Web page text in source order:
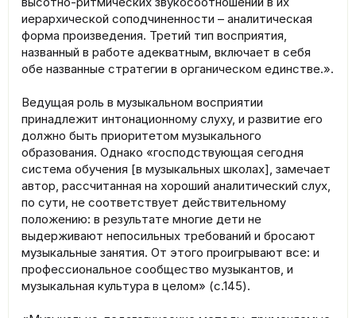
иерархической соподчиненности – аналитическая
форма произведения. Третий тип восприятия,
названный в работе адекватным, включает в себя
обе названные стратегии в органическом единстве.».
Ведущая роль в музыкальном восприятии
принадлежит интонационному слуху, и развитие его
должно быть приоритетом музыкального
образования. Однако «господствующая сегодня
система обучения [в музыкальных школах], замечает
автор, рассчитанная на хороший аналитический слух,
по сути, не соответствует действительному
положению: в результате многие дети не
выдерживают непосильных требований и бросают
музыкальные занятия. От этого проигрывают все: и
профессиональное сообщество музыкантов, и
музыкальная культура в целом» (с.145).